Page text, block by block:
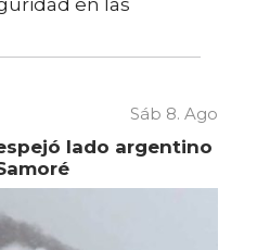
en las
Sáb 8. Ago
lado argentino